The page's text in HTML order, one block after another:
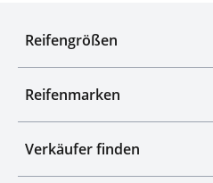
Reifengrößen
Reifenmarken
Verkäufer finden